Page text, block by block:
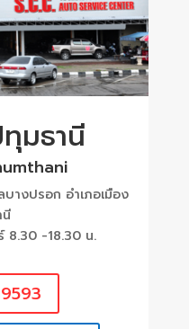
มธานี
งปรอก อำเภอเมือง
นี
8.30 -18.30 น.